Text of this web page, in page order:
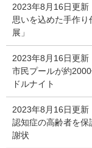
2023年8月16日更新
思いを込めた手作
展」
2023年8月16日更新
市民プールが約
ドルナイト
2023年8月16日更新
認知症の高齢者を
謝状